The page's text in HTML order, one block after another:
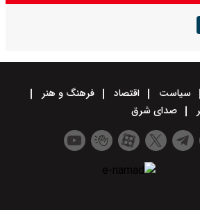
سیاست اقتصاد
فرهنگ و هنر
صدای شرق